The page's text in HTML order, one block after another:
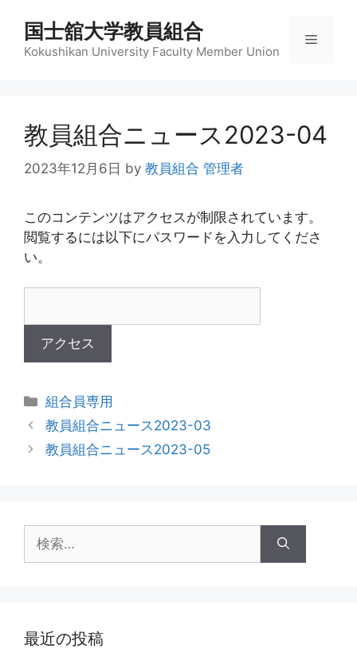
国士舘大学教員組合
Kokushikan University Faculty Member Union
メ
ュ
教員組合ニュース2023-04
2023年12月6日 by 教員組合 管理者
このコンテンツはアクセスが制限されています。
閲覧するには以下にパスワードを入力してくださ
い。
カ
テ
リ
組合員専用
教員組合ニュース2023-03
教員組合ニュース2023-05
索:
最近の投稿